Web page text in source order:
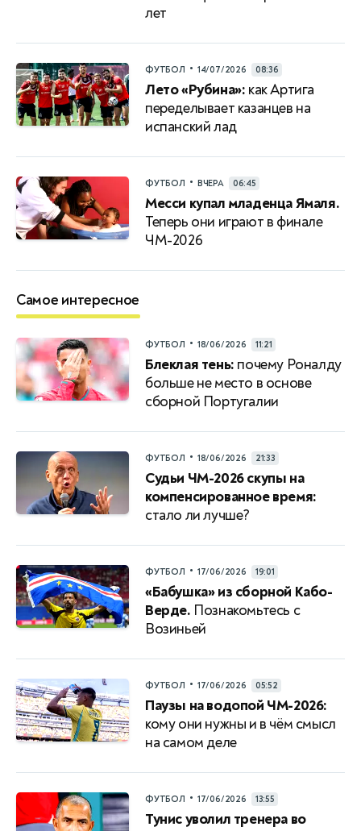
лет
ФУТБОЛ • 14/07/2026 08:36
Лето «Рубина»: как Артига
переделывает казанцев на
испанский лад
ФУТБОЛ • ВЧЕРА 06:45
Месси купал младенца Ямаля.
Теперь они играют в финале
ЧМ-2026
Самое интересное
ФУТБОЛ • 18/06/2026 11:21
Блеклая тень: почему Роналду
больше не место в основе
сборной Португалии
ФУТБОЛ • 18/06/2026 21:33
Судьи ЧМ-2026 скупы на
компенсированное время:
стало ли лучше?
ФУТБОЛ • 17/06/2026 19:01
«Бабушка» из сборной Кабо-
Верде. Познакомьтесь с
Возиньей
ФУТБОЛ • 17/06/2026 05:52
Паузы на водопой ЧМ-2026:
кому они нужны и в чём смысл
на самом деле
ФУТБОЛ • 17/06/2026 13:55
Тунис уволил тренера во